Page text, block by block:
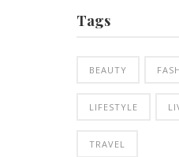
Tags
BEAUTY
LIFESTYLE
TRAVEL